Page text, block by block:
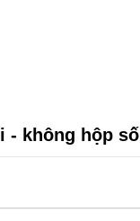
- không hộp số